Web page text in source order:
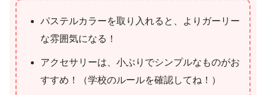
パステルカラーを取り入れると、よりガーリー
な雰囲気になる！
アクセサリーは、小ぶりでシンプルなものがお
すすめ！（学校のルールを確認してね！）